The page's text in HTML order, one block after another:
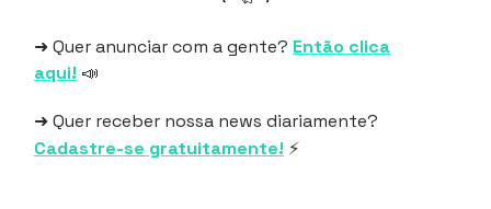
➜ Quer anunciar com a gente? Então clica
aqui! 📣
➜ Quer receber nossa news diariamente?
Cadastre-se gratuitamente! ⚡